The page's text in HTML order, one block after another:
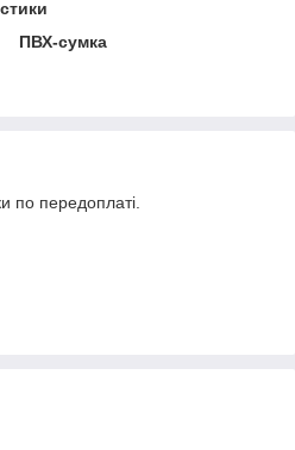
ПВХ-сумка
по передоплаті.